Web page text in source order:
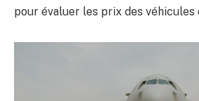
pour évaluer les prix des véhicules